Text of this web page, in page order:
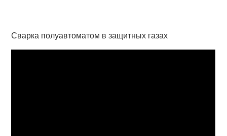
Сварка полуавтоматом в защитных газах